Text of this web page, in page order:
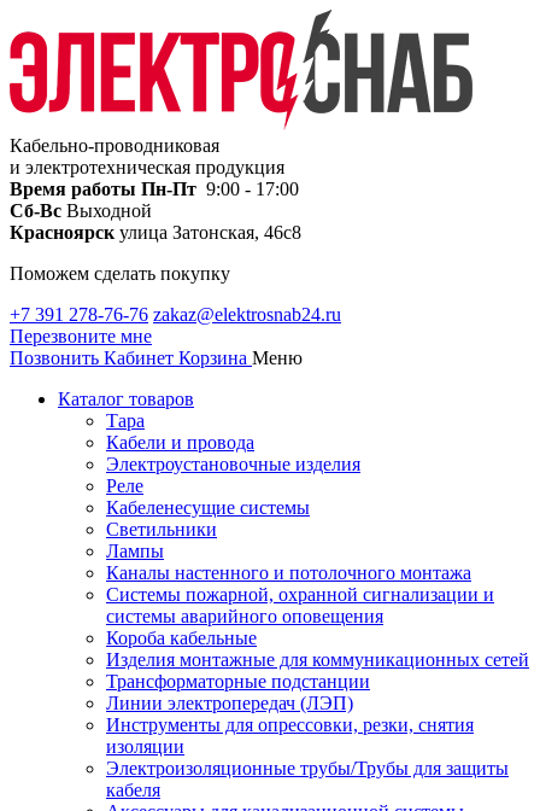
Кабельно-проводниковая
и электротехническая продукция
Время работы Пн-Пт 9:00 - 17:00
Сб-Вс Выходной
Красноярск улица Затонская, 46с8
Поможем сделать покупку
+7 391 278-76-76 zakaz@elektrosnab24.ru
Перезвоните мне
Позвонить Кабинет Корзина Меню
Каталог товаров
Тара
Кабели и провода
Электроустановочные изделия
Реле
Кабеленесущие системы
Светильники
Лампы
Каналы настенного и потолочного монтажа
Системы пожарной, охранной сигнализации и
системы аварийного оповещения
Короба кабельные
Изделия монтажные для коммуникационных сетей
Трансформаторные подстанции
Линии электропередач (ЛЭП)
Инструменты для опрессовки, резки, снятия
изоляции
Электроизоляционные трубы/Трубы для защиты
кабеля